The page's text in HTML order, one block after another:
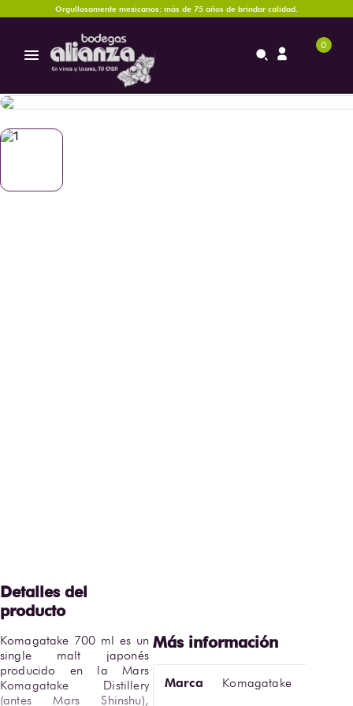
Orgullosamente mexicanos: más de 75 años de brindar calidad.
0
Komagatake 700 ml es un
single malt japonés
producido en la Mars
Komagatake Distillery
(antes Mars Shinshu),
Marca Komagatake